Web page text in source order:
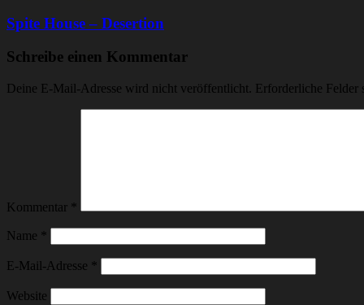
Spite House – Desertion
Schreibe einen Kommentar
Deine E-Mail-Adresse wird nicht veröffentlicht. Erforderliche Felder
Kommentar *
Name *
E-Mail-Adresse *
Website